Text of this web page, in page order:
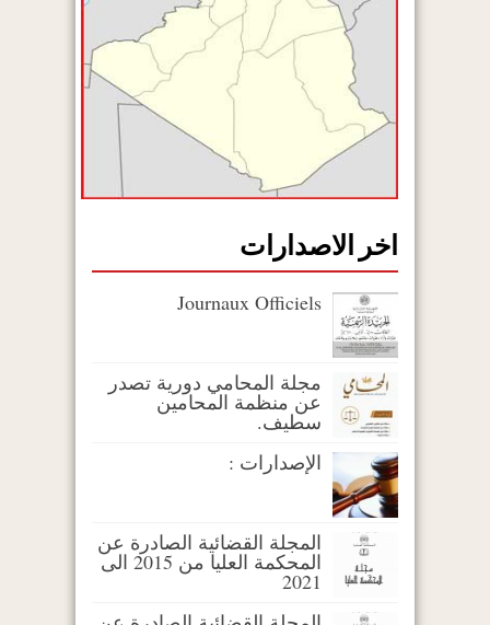
اخر الاصدارات
Journaux Officiels
مجلة المحامي دورية تصدر
عن منظمة المحامين
سطيف.
الإصدارات :
المجلة القضائية الصادرة عن
المحكمة العليا من 2015 الى
2021